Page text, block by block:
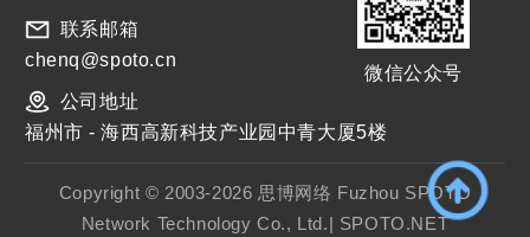
联系邮箱
chenq@spoto.cn
公司地址
微信公众号
福州市 - 海西高新科技产业园中青大厦5楼
Copyright © 2003-2026 思博网络 Fuzhou SPOTO
Network Technology Co., Ltd.| SPOTO.NET